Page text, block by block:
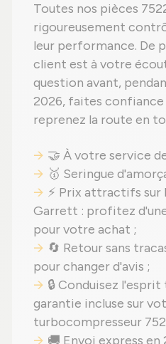
Toutes nos pièces
rigoureusement
leur performance. De
client est à votre
question avant,
2026, faites confiance
reprenez la route en
🤝 À votre service
🥇 Seringue
⚡ Prix attractifs
Garrett : profitez
pour votre achat ;
🔄 Retour sans
pour changer d'avis ;
🔒 Conduisez
garantie incluse sur
turbocompresseur
🚚 Envoi express